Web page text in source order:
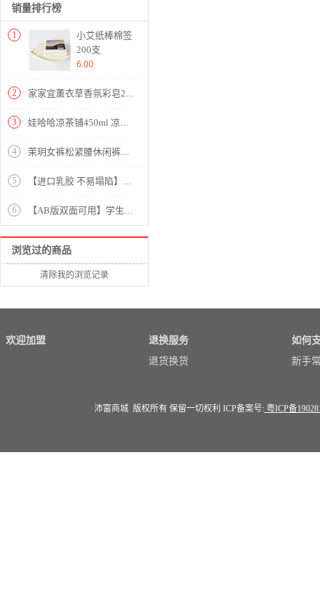
销量排行榜
1
小艾纸棒棉签
200支
6.00
2 家家宜薰衣草香氛彩皂202g
3 娃哈哈凉茶铺450ml 凉茶饮料
4 茉玥女裤松紧腰休闲裤女2020夏季薄款气质宽松大码女装小脚裤韩版九分裤女士夏装黑色裤子哈伦裤 黑色 请拍下正确尺码
5 【进口乳胶 不易塌陷】高品质针织乳胶三明治床垫【面料针织棉填充乳胶+硬质棉/乳胶白灰】
6 【AB版双面可用】学生宿舍高密全棉印花三件套【13070全棉/北境之夜灰】
浏览过的商品
清除我的浏览记录
欢迎加盟
退换服务
退货换货
如何
新手
沛富商城 版权所有 保留一切权利 ICP备案号: 粤ICP备